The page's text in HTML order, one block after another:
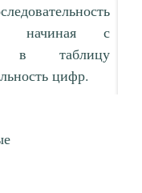
начиная с
в таблицу
цифр.